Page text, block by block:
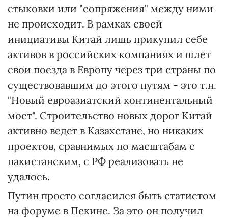
стыковки или "сопряжения" между ними
не происходит. В рамках своей
инициативы Китай лишь прикупил себе
активов в российских компаниях и шлет
свои поезда в Европу через три страны по
существовавшим до этого путям - это т.н.
"Новый евроазиатский континентальный
мост". Строительство новых дорог Китай
активно ведет в Казахстане, но никаких
проектов, сравнимых по масштабам с
пакистанским, с РФ реализовать не
удалось.
Путин просто согласился быть статистом
на форуме в Пекине. За это он получил